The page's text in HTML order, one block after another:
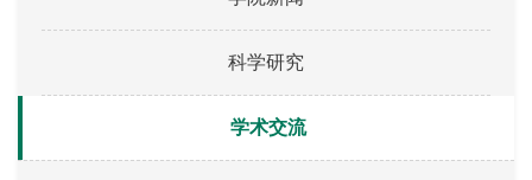
科学研究
学术交流